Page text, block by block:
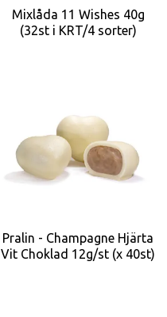
Mixlåda 11 Wishes 40g
(32st i KRT/4 sorter)
Pralin - Champagne Hjärta
Vit Choklad 12g/st (x 40st)